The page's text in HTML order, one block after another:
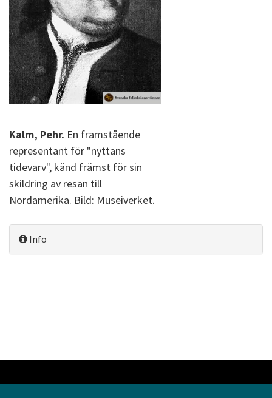
Kalm, Pehr. En framstående
representant för "nyttans
tidevarv", känd främst för sin
skildring av resan till
Nordamerika. Bild: Museiverket.
Info